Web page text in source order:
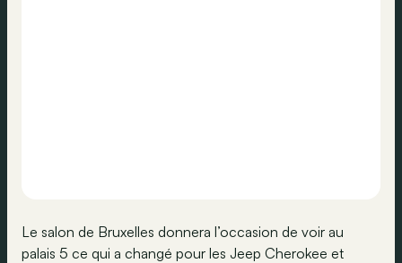
Le salon de Bruxelles donnera l’occasion de voir au
palais 5 ce qui a changé pour les Jeep Cherokee et